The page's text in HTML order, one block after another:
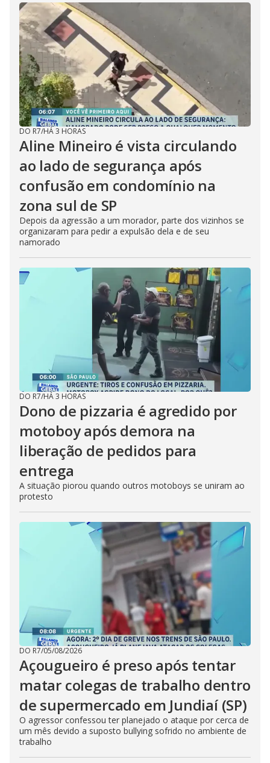
DO R7/HÁ 3 HORAS
Aline Mineiro é vista circulando
ao lado de segurança após
confusão em condomínio na
zona sul de SP
Depois da agressão a um morador, parte dos vizinhos se
organizaram para pedir a expulsão dela e de seu
namorado
DO R7/HÁ 3 HORAS
Dono de pizzaria é agredido por
motoboy após demora na
liberação de pedidos para
entrega
A situação piorou quando outros motoboys se uniram ao
protesto
DO R7/05/08/2026
Açougueiro é preso após tentar
matar colegas de trabalho dentro
de supermercado em Jundiaí (SP)
O agressor confessou ter planejado o ataque por cerca de
um mês devido a suposto bullying sofrido no ambiente de
trabalho